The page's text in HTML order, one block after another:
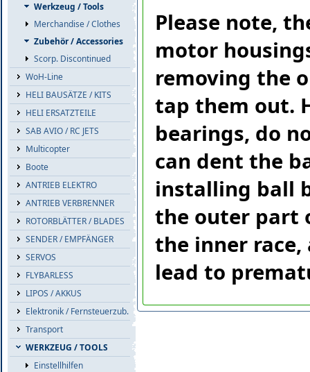
Werkzeug / Tools
Merchandise / Clothes
Zubehör / Accessories
Scorp. Discontinued
WoH-Line
HELI BAUSÄTZE / KITS
HELI ERSATZTEILE
SAB AVIO / RC JETS
Multicopter
Boote
ANTRIEB ELEKTRO
ANTRIEB VERBRENNER
ROTORBLÄTTER / BLADES
SENDER / EMPFÄNGER
SERVOS
FLYBARLESS
LIPOS / AKKUS
Elektronik / Fernsteuerzub.
Transport
WERKZEUG / TOOLS
Einstellhilfen
Please note,
motor
removing the
tap them out.
bearings, do
can dent the
installing ball
the outer part
the inner
lead to